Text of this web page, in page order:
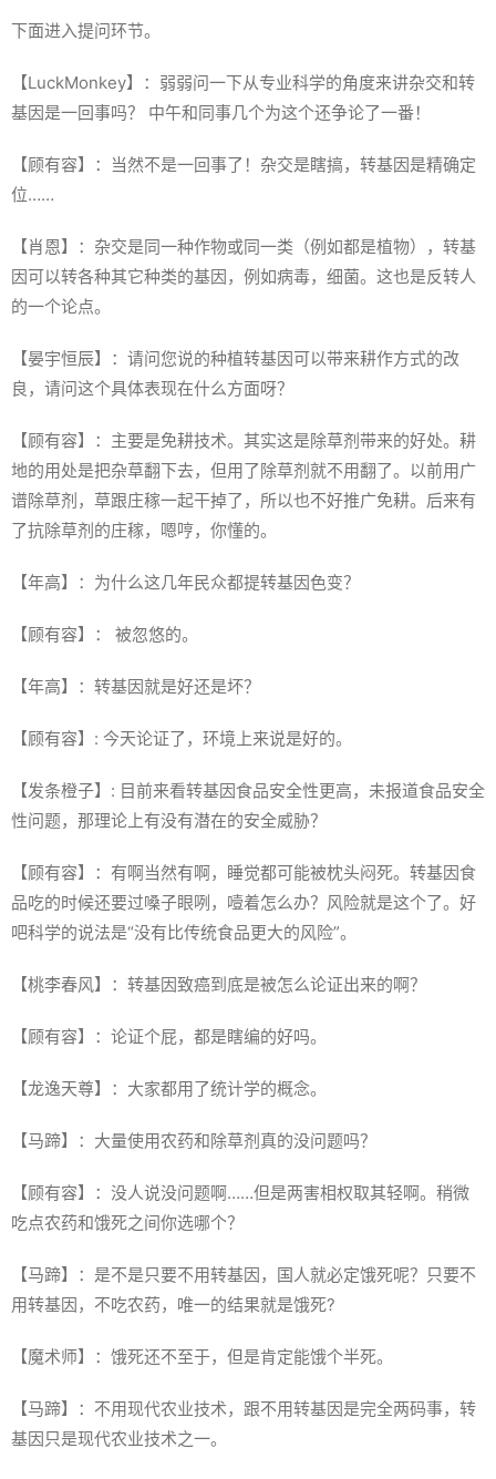
下面进入提问环节。
【LuckMonkey】：弱弱问一下从专业科学的角度来讲杂交和转
基因是一回事吗？ 中午和同事几个为这个还争论了一番！
【顾有容】：当然不是一回事了！杂交是瞎搞，转基因是精确定
位……
【肖恩】：杂交是同一种作物或同一类（例如都是植物），转基
因可以转各种其它种类的基因，例如病毒，细菌。这也是反转人
的一个论点。
【晏宇恒辰】：请问您说的种植转基因可以带来耕作方式的改
良，请问这个具体表现在什么方面呀？
【顾有容】：主要是免耕技术。其实这是除草剂带来的好处。耕
地的用处是把杂草翻下去，但用了除草剂就不用翻了。以前用广
谱除草剂，草跟庄稼一起干掉了，所以也不好推广免耕。后来有
了抗除草剂的庄稼，嗯哼，你懂的。
【年高】：为什么这几年民众都提转基因色变？
【顾有容】： 被忽悠的。
【年高】：转基因就是好还是坏？
【顾有容】: 今天论证了，环境上来说是好的。
【发条橙子】: 目前来看转基因食品安全性更高，未报道食品安全
性问题，那理论上有没有潜在的安全威胁？
【顾有容】：有啊当然有啊，睡觉都可能被枕头闷死。转基因食
品吃的时候还要过嗓子眼咧，噎着怎么办？风险就是这个了。好
吧科学的说法是“没有比传统食品更大的风险”。
【桃李春风】：转基因致癌到底是被怎么论证出来的啊？
【顾有容】：论证个屁，都是瞎编的好吗。
【龙逸天尊】：大家都用了统计学的概念。
【马蹄】：大量使用农药和除草剂真的没问题吗？
【顾有容】：没人说没问题啊……但是两害相权取其轻啊。稍微
吃点农药和饿死之间你选哪个？
【马蹄】：是不是只要不用转基因，国人就必定饿死呢？只要不
用转基因，不吃农药，唯一的结果就是饿死?
【魔术师】：饿死还不至于，但是肯定能饿个半死。
【马蹄】：不用现代农业技术，跟不用转基因是完全两码事，转
基因只是现代农业技术之一。